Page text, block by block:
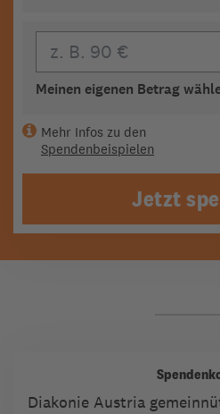
Meinen eigenen Betrag
Mehr Infos zu den
Spendenbeispielen
Jetzt
Diakonie Austria